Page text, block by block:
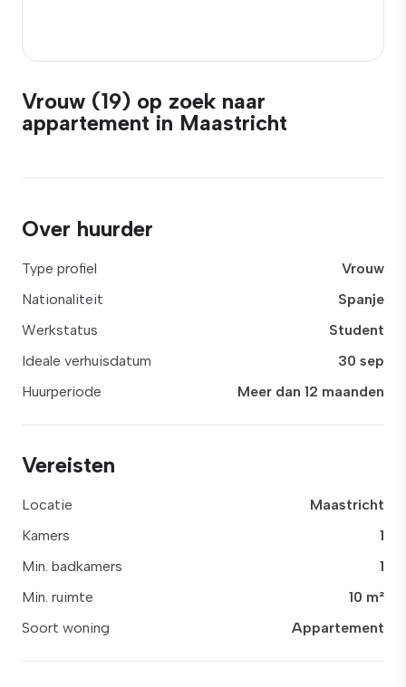
Vrouw (19) op zoek naar
appartement in Maastricht
Over huurder
Type profiel
Vrouw
Nationaliteit
Spanje
Werkstatus
Student
Ideale verhuisdatum
30 sep
Huurperiode
Meer dan 12 maanden
Vereisten
Locatie
Maastricht
Kamers
1
Min. badkamers
1
Min. ruimte
10 m²
Soort woning
Appartement